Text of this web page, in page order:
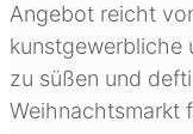
Angebot reicht
kunstgewerbliche
zu süßen und
Weihnachtsmarkt